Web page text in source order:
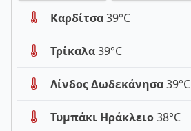
Καρδίτσα39°C
Τρίκαλα39°C
Λίνδος Δωδεκάνησα39°C
Τυμπάκι Ηράκλειο38°C